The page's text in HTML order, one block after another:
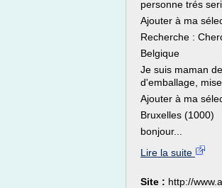
personne trés
Ajouter à ma
Recherche :
Belgique
Je suis maman
d'emballage,
Ajouter à ma
Bruxelles (1000)
bonjour...
Lire la suite
Site : http://